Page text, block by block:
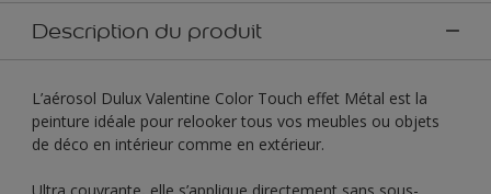
Description du produit
L’aérosol Dulux Valentine Color Touch effet Métal est la
peinture idéale pour relooker tous vos meubles ou objets
de déco en intérieur comme en extérieur.